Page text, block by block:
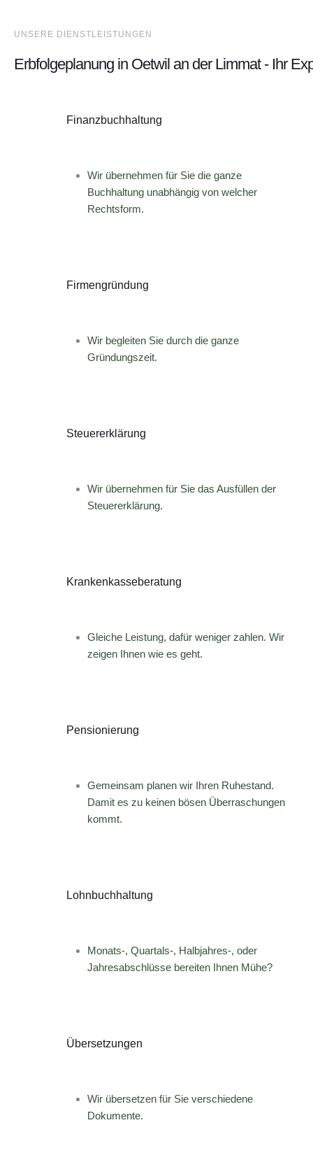
UNSERE DIENSTLEISTUNGEN
Erbfolgeplanung in Oetwil an der Limmat - Ihr
Finanzbuchhaltung
Wir übernehmen für Sie die ganze
Buchhaltung unabhängig von welcher
Rechtsform.
Firmengründung
Wir begleiten Sie durch die ganze
Gründungszeit.
Steuererklärung
Wir übernehmen für Sie das Ausfüllen der
Steuererklärung.
Krankenkasseberatung
Gleiche Leistung, dafür weniger zahlen. Wir
zeigen Ihnen wie es geht.
Pensionierung
Gemeinsam planen wir Ihren Ruhestand.
Damit es zu keinen bösen Überraschungen
kommt.
Lohnbuchhaltung
Monats-, Quartals-, Halbjahres-, oder
Jahresabschlüsse bereiten Ihnen Mühe?
Übersetzungen
Wir übersetzen für Sie verschiedene
Dokumente.